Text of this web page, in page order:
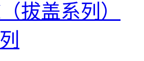
拔盖系列）